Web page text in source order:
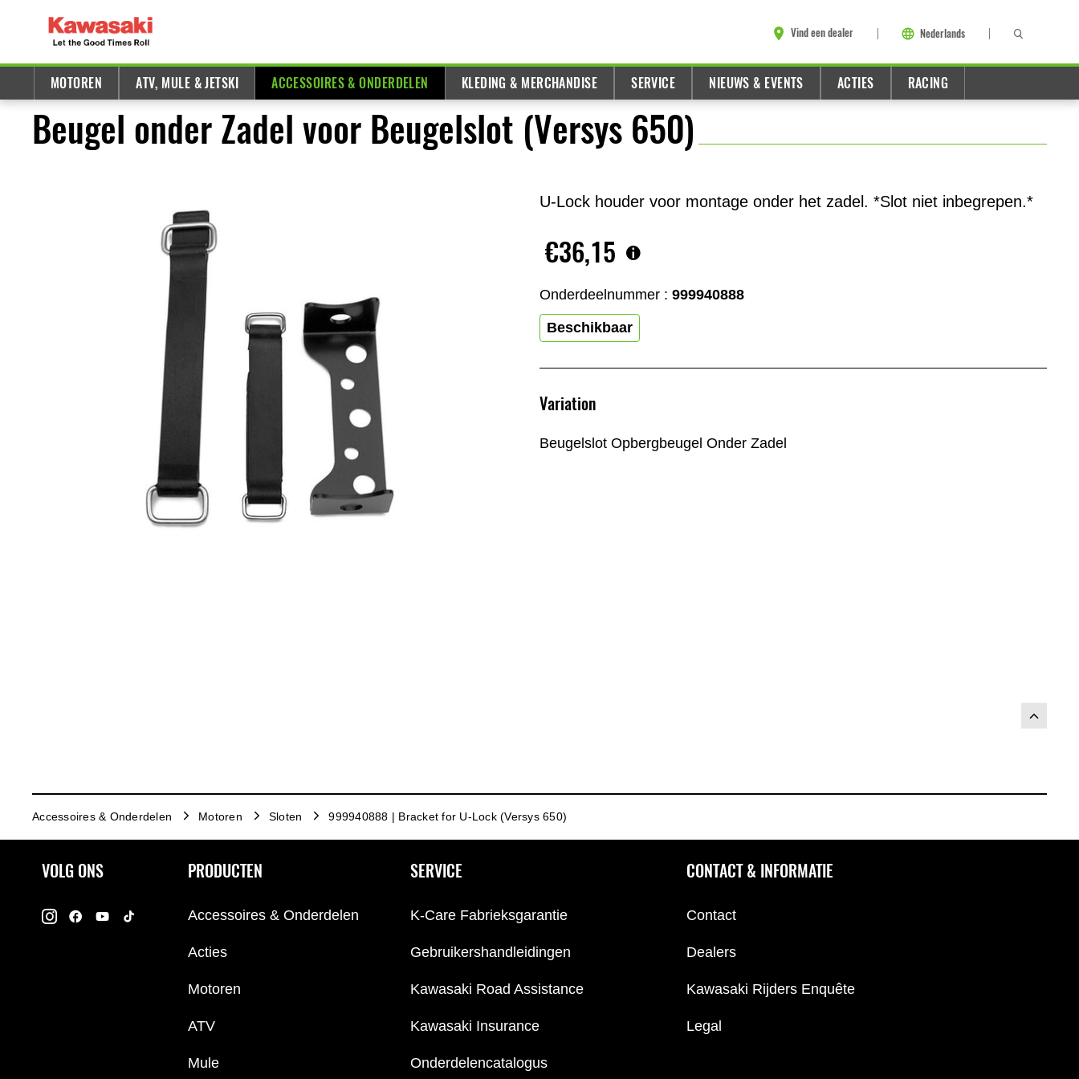
Vind een dealer Nederlands
MOTOREN ATV, MULE & JETSKI ACCESSOIRES & ONDERDELEN KLEDING & MERCHANDISE SERVICE NIEUWS & EVENTS ACTIES RACING
Beugel onder Zadel voor Beugelslot (Versys 650)
U-Lock houder voor montage onder het zadel. *Slot niet inbegrepen.*
€36,15
Onderdeelnummer : 999940888
Beschikbaar
Variation
Beugelslot Opbergbeugel Onder Zadel
Accessoires & Onderdelen Motoren Sloten 999940888 | Bracket for U-Lock (Versys 650)
VOLG ONS PRODUCTEN
Accessoires & Onderdelen
Acties
Motoren
ATV
Mule
SERVICE
K-Care Fabrieksgarantie
Gebruikershandleidingen
Kawasaki Road Assistance
Kawasaki Insurance
Onderdelencatalogus
CONTACT & INFORMATIE
Contact
Dealers
Kawasaki Rijders Enquête
Legal